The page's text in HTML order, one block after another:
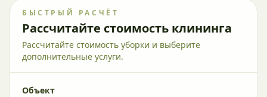
БЫСТРЫЙ РАСЧЁТ
Рассчитайте стоимость клининга
Рассчитайте стоимость уборки и выберите
дополнительные услуги.
Объект